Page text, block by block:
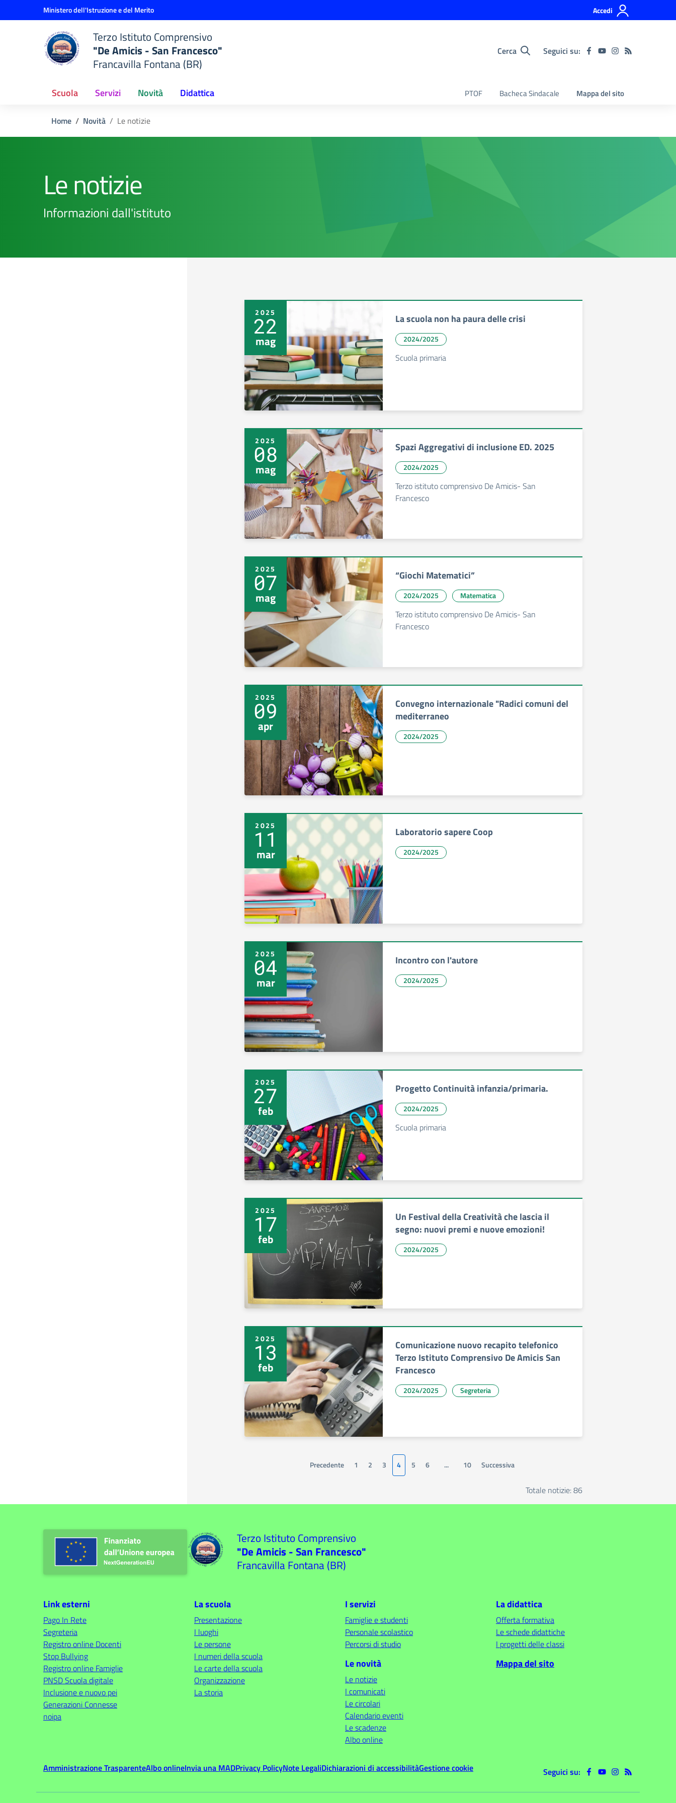
Vai ai contenuti
Vai al menu di navigazioneMinistero dell'Istruzione e del Merito Accedi
Terzo Istituto Comprensivo
"De Amicis - San Francesco"
Francavilla Fontana (BR)
Cerca Seguici su:
Scuola Servizi Novità Didattica PTOF Bacheca Sindacale Mappa del sito
Home Novità Le notizie
Le notizie
Informazioni dall'istituto
2025
22
mag
La scuola non ha paura delle crisi
2024/2025
Scuola primaria
2025
08
mag
Spazi Aggregativi di inclusione ED. 2025
2024/2025
Terzo istituto comprensivo De Amicis- San
Francesco
2025
07
mag
“Giochi Matematici”
2024/2025 Matematica
Terzo istituto comprensivo De Amicis- San
Francesco
2025
09
apr
Convegno internazionale "Radici comuni del
mediterraneo
2024/2025
2025
11
mar
Laboratorio sapere Coop
2024/2025
2025
04
mar
Incontro con l'autore
2024/2025
2025
27
feb
Progetto Continuità infanzia/primaria.
2024/2025
Scuola primaria
2025
17
feb
Un Festival della Creatività che lascia il
segno: nuovi premi e nuove emozioni!
2024/2025
2025
13
feb
Comunicazione nuovo recapito telefonico
Terzo Istituto Comprensivo De Amicis San
Francesco
2024/2025 Segreteria
Precedente 1 2 3 4 5 6 ... 10 Successiva
Totale notizie: 86
Terzo Istituto Comprensivo
"De Amicis - San Francesco"
Francavilla Fontana (BR)
Link esterni
Pago In Rete
Segreteria
Registro online Docenti
Stop Bullying
Registro online Famiglie
PNSD Scuola digitale
Inclusione e nuovo pei
Generazioni Connesse
noipa
La scuola
Presentazione
I luoghi
Le persone
I numeri della scuola
Le carte della scuola
Organizzazione
La storia
I servizi
Famiglie e studenti
Personale scolastico
Percorsi di studio
Le novità
Le notizie
I comunicati
Le circolari
Calendario eventi
Le scadenze
Albo online
La didattica
Offerta formativa
Le schede didattiche
I progetti delle classi
Mappa del sito
Amministrazione TrasparenteAlbo onlineInvia una MADPrivacy PolicyNote LegaliDichiarazioni di accessibilitàGestione cookie Seguici su: